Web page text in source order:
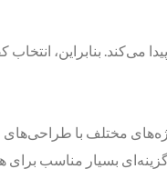
می‌کند. بنابراین،
مختلف با
بسیار مناسب برای